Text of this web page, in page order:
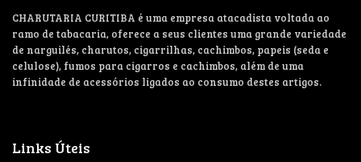
CHARUTARIA CURITIBA é uma empresa atacadista voltada ao
ramo de tabacaria, oferece a seus clientes uma grande variedade
de narguilés, charutos, cigarrilhas, cachimbos, papeis (seda e
celulose), fumos para cigarros e cachimbos, além de uma
infinidade de acessórios ligados ao consumo destes artigos.
Links Úteis